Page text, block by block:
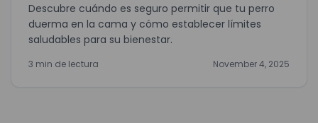
Descubre cuándo es seguro permitir que tu perro
duerma en la cama y cómo establecer límites
saludables para su bienestar.
3 min de lectura November 4, 2025